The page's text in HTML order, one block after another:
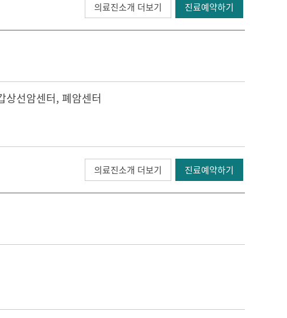
의료진소개 더보기 진료예약하기
상선암센터, 폐암센터
의료진소개 더보기 진료예약하기